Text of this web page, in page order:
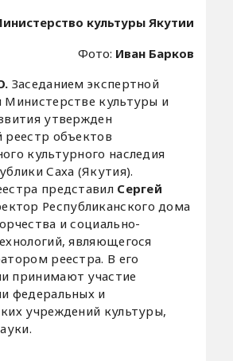
культуры Якутии
Фото: Иван Барков
Заседанием экспертной
Министерстве культуры и
утвержден
реестр объектов
культурного наследия
Саха (Якутия).
представил Сергей
Республиканского дома
и социально-
являющегося
реестра. В его
принимают участие
федеральных и
учреждений культуры,